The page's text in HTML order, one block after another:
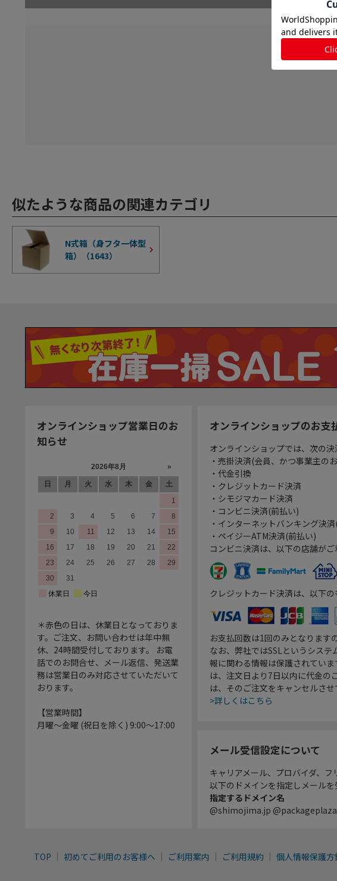
似たような商品の関連カテゴリ
N式箱（身フタ一体型
箱）（1643）
オンラインショップ営業日のお
知らせ
＊赤色の日は、休業日となっておりま
す。ご注文、お問い合わせは年中無
休、24時間受付しております。 お電
話でのお問合せ、メール返信、発送業
務は営業日のみ対応させていただいて
おります。
【営業時間】
月曜～金曜 (祝日を除く) 9:00～17:00
オンラインショップのお支
オンラインショップでは、次の決
・売掛決済(会員、かつ事業主の
・代金引換
・クレジットカード決済
・シモジマカード決済
・コンビニ決済(前払い)
・インターネットバンキング決
・ペイジーATM決済(前払い)
コンビニ決済は、以下の店舗がご
クレジットカード決済は、以下の
お支払回数は1回のみとなります
なお、弊社ではSSLというシス
報に関わる情報は保護されてい
は、注文日より7日以内に代金の
は、そのご注文をキャンセルさせ
>詳しくはこちら
メール受信設定について
キャリアメール、プロバイダ、
以下のドメインを指定しメール
指定するドメイン名
@shimojima.jp
TOP 初めてご利用のお客様へ ご利用案内 ご利用規約 個人情報保護方